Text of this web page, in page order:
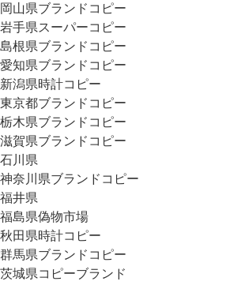
岡山県ブランドコピー
岩手県スーパーコピー
島根県ブランドコピー
愛知県ブランドコピー
新潟県時計コピー
東京都ブランドコピー
栃木県ブランドコピー
滋賀県ブランドコピー
石川県
神奈川県ブランドコピー
福井県
福島県偽物市場
秋田県時計コピー
群馬県ブランドコピー
茨城県コピーブランド